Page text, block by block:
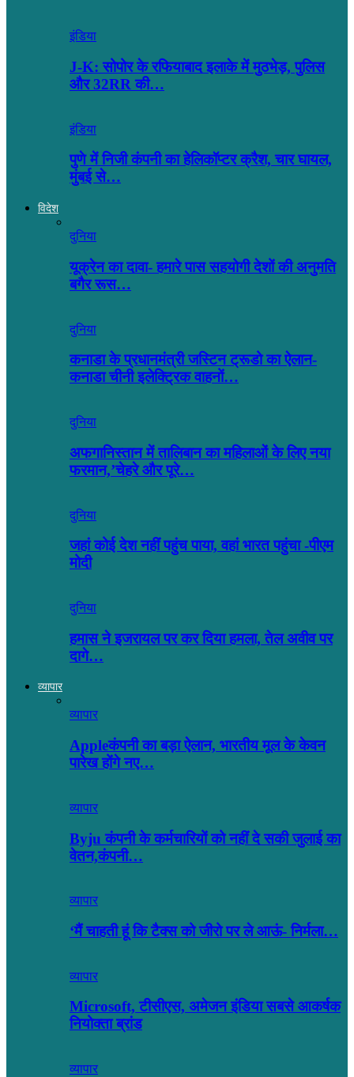
इंडिया
J-K: सोपोर के रफियाबाद इलाके में मुठभेड़, पुलिस
और 32RR की…
इंडिया
पुणे में निजी कंपनी का हेलिकॉप्टर क्रैश, चार घायल,
मुंबई से…
विदेश
दुनिया
यूक्रेन का दावा- हमारे पास सहयोगी देशों की अनुमति
बगैर रूस…
दुनिया
कनाडा के प्रधानमंत्री जस्टिन ट्रूडो का ऐलान-
कनाडा चीनी इलेक्ट्रिक वाहनों…
दुनिया
अफगानिस्तान में तालिबान का महिलाओं के लिए नया
फरमान,’चेहरे और पूरे…
दुनिया
जहां कोई देश नहीं पहुंच पाया, वहां भारत पहुंचा -पीएम
मोदी
दुनिया
हमास ने इजरायल पर कर दिया हमला, तेल अवीव पर
दागे…
व्यापार
व्यापार
Appleकंपनी का बड़ा ऐलान, भारतीय मूल के केवन
पारेख होंगे नए…
व्यापार
Byju कंपनी के कर्मचारियों को नहीं दे सकी जुलाई का
वेतन,कंपनी…
व्यापार
‘मैं चाहती हूं कि टैक्स को जीरो पर ले आऊं- निर्मला…
व्यापार
Microsoft, टीसीएस, अमेजन इंडिया सबसे आकर्षक
नियोक्ता ब्रांड
व्यापार